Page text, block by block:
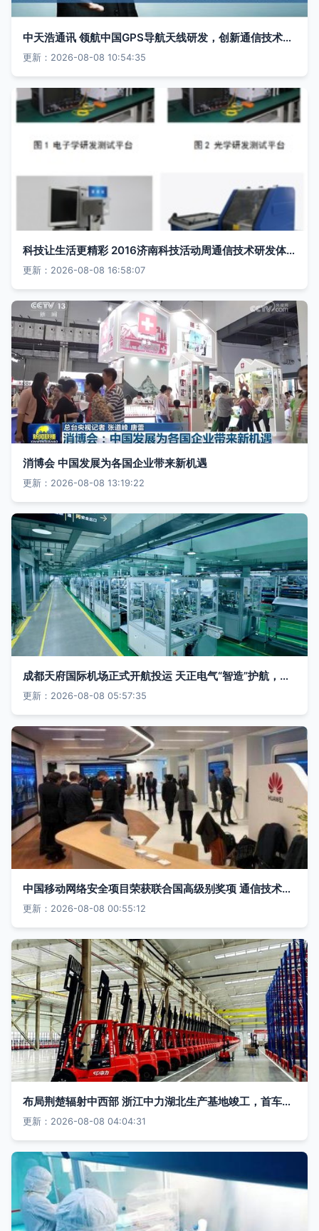
中天浩通讯 领航中国GPS导航天线研发，创新通信技术未来
更新：2026-08-08 10:54:35
科技让生活更精彩 2016济南科技活动周通信技术研发体验纪实
更新：2026-08-08 16:58:07
消博会 中国发展为各国企业带来新机遇
更新：2026-08-08 13:19:22
成都天府国际机场正式开航投运 天正电气“智造”护航，通信技术赋能辉煌时刻
更新：2026-08-08 05:57:35
中国移动网络安全项目荣获联合国高级别奖项 通信技术领域的里程碑
更新：2026-08-08 00:55:12
布局荆楚辐射中西部 浙江中力湖北生产基地竣工，首车下线推动通信技术革新
更新：2026-08-08 04:04:31